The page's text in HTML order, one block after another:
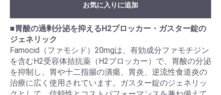
お気に入りに追加
■胃酸の過剰分泌を抑えるH2ブロッカー・ガスター錠の
ジェネリック
Famocid（ファモシド）20mgは、有効成分ファモチジン
を含むH2受容体拮抗薬（H2ブロッカー）で、胃酸の分泌
を抑制し、胃や十二指腸の潰瘍、胃炎、逆流性食道炎の
治療に広く使用されています。ガスター錠のジェネリッ